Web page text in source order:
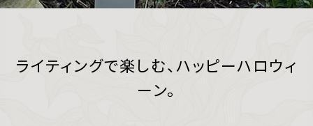
ライティングで楽しむ、ハッピーハロウィ
ーン。